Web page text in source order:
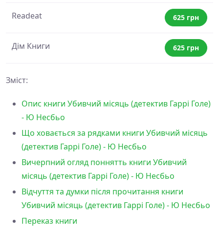
Readeat 625 грн
Дім Книги 625 грн
Зміст:
Опис книги Убивчий місяць (детектив Гаррі Голе)
- Ю Несбьо
Що ховається за рядками книги Убивчий місяць
(детектив Гаррі Голе) - Ю Несбьо
Вичерпний огляд поннятть книги Убивчий
місяць (детектив Гаррі Голе) - Ю Несбьо
Відчуття та думки після прочитання книги
Убивчий місяць (детектив Гаррі Голе) - Ю Несбьо
Переказ книги